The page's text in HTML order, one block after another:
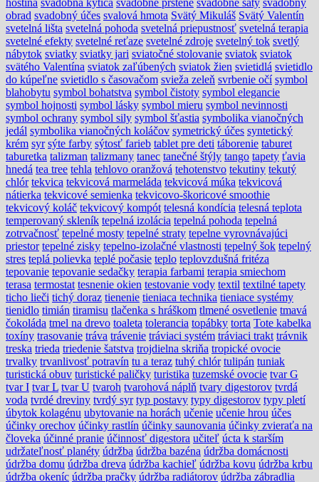
hostina svadobná kytica svadobné prstene svadobné šaty svadobný
obrad svadobný účes svalová hmota Svätý Mikuláš Svätý Valentín
svetelná lišta svetelná pohoda svetelná priepustnosť svetelná terapia
svetelné efekty svetelné reťaze svetelné zdroje svetelný tok svetlý
nábytok sviatky sviatky jari sviatočné stolovanie sviatok sviatok
svätého Valentína sviatok zaľúbených sviatok žien svietidlá svietidlo
do kúpeľne svietidlo s časovačom svieža zeleň svrbenie očí symbol
blahobytu symbol bohatstva symbol čistoty symbol elegancie
symbol hojnosti symbol lásky symbol mieru symbol nevinnosti
symbol ochrany symbol sily symbol šťastia symbolika vianočných
jedál symbolika vianočných koláčov symetrický účes syntetický
krém syr sýte farby sýtosť farieb tablet pre deti táborenie taburet
taburetka talizman talizmany tanec tanečné štýly tango tapety ťavia
hnedá tea tree tehla tehlovo oranžová tehotenstvo tekutiny tekutý
chlór tekvica tekvicová marmeláda tekvicová múka tekvicová
nátierka tekvicové semienka tekvicovo-škoricové smoothie
tekvicový koláč tekvicový kompót telesná kondícia telesná teplota
temperovaný skleník tepelná izolácia tepelná pohoda tepelná
zotrvačnosť tepelné mosty tepelné straty tepelne vyrovnávajúci
priestor tepelné zisky tepelno-izolačné vlastnosti tepelný šok tepelný
stres teplá polievka teplé počasie teplo teplovzdušná fritéza
tepovanie tepovanie sedačky terapia farbami terapia smiechom
terasa termostat tesnenie okien testovanie vody textil textilné tapety
ticho lieči tichý doraz tienenie tieniaca technika tieniace systémy
tienidlo timián tiramisu tlačenka s hráškom tlmené osvetlenie tmavá
čokoláda tmel na drevo toaleta tolerancia topábky torta Tote kabelka
toxíny trasovanie tráva trávenie tráviaci systém tráviaci trakt trávnik
treska trieda triedenie šatstva trojdielna skriňa tropické ovocie
trvalky trvanlivosť potravín tu a teraz tuhý chlór tulipán tuniak
turistická obuv turistické paličky turistika tuzemské ovocie tvar G
tvar I tvar L tvar U tvaroh tvarohová náplň tvary digestorov tvrdá
voda tvrdé dreviny tvrdý syr typ postavy typy digestorov typy pletí
úbytok kolagénu ubytovanie na horách učenie učenie hrou účes
účinky orechov účinky rastlín účinky saunovania účinky zvieraťa na
človeka účinné pranie účinnosť digestora učiteľ úcta k starším
udržateľnosť planéty údržba údržba bazéna údržba domácnosti
údržba domu údržba dreva údržba kachieľ údržba kovu údržba krbu
údržba okeníc údržba pračky údržba radiátorov údržba zábradlia